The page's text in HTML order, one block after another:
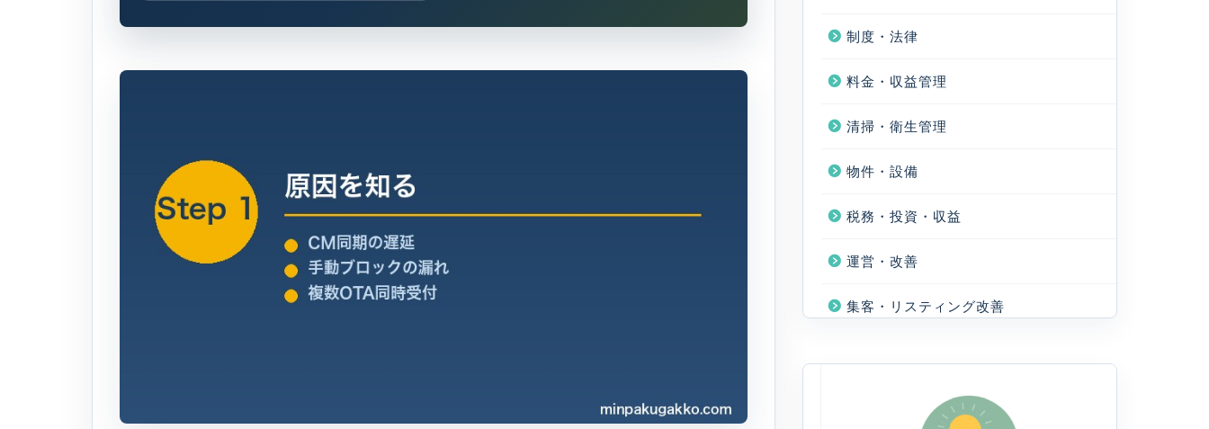
制度・法律
料金・収益管理
清掃・衛生管理
物件・設備
税務・投資・収益
運営・改善
集客・リスティング改善